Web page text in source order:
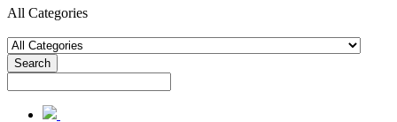
All Categories
Search